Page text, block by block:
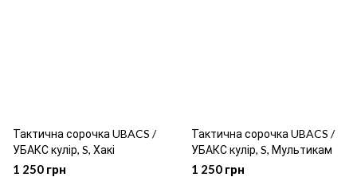
Тактична сорочка UBACS /
УБАКС кулір, S, Хакі
1 250 грн
Тактична сорочка UBACS /
УБАКС кулір, S, Мультикам
1 250 грн